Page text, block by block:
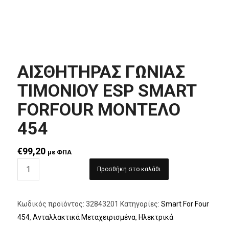
ΑΙΣΘΗΤΗΡΑΣ ΓΩΝΙΑΣ
TIMONIOY ESP SMART
FORFOUR ΜΟΝΤΕΛΟ
454
€99,20 με ΦΠΑ
Προσθήκη στο καλάθι
Κωδικός προϊόντος: 32843201 Κατηγορίες: Smart For Four
454, Ανταλλακτικά Μεταχειρισμένα, Ηλεκτρικά